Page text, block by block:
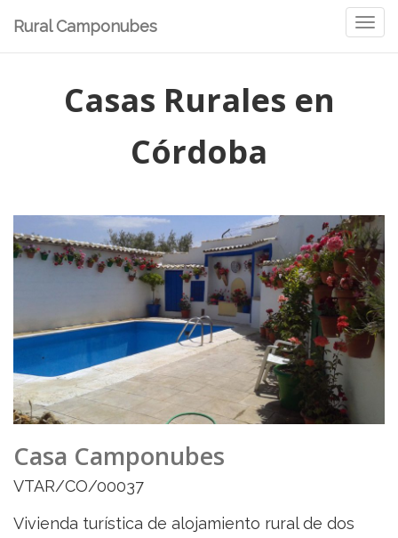
contenido
Toggle
Rural Camponubes
Casas Rurales en
Córdoba
Casa Camponubes
VTAR/CO/00037
Vivienda turística de alojamiento rural de dos